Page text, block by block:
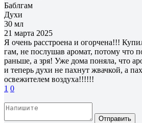
Баблгам
Духи
30 мл
21 марта 2025
Я очень расстроена и огорчена!!!
гам, не послушав аромат, потому что
раньше, а зря! Уже дома поняла, что
и теперь духи не пахнут жвачкой, а
освежителем воздуха!!!!!!
1 0
Отправить